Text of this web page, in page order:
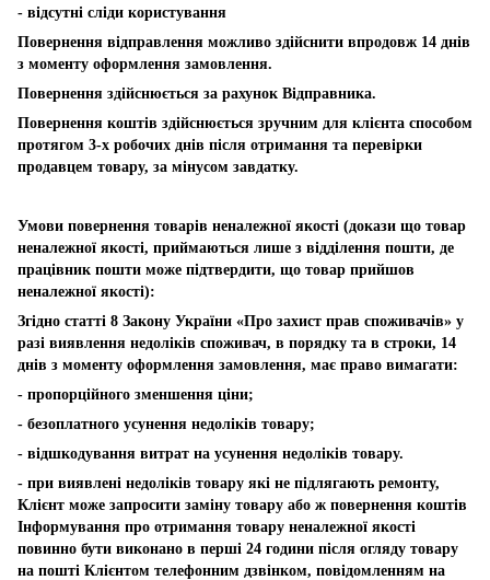
- відсутні сліди користування
Повернення відправлення можливо здійснити впродовж 14 днів
з моменту оформлення замовлення.
Повернення здійснюється за рахунок Відправника.
Повернення коштів здійснюється зручним для клієнта способом
протягом 3-х робочих днів після отримання та перевірки
продавцем товару, за мінусом завдатку.
Умови повернення товарів неналежної якості (докази що товар
неналежної якості, приймаються лише з відділення пошти, де
працівник пошти може підтвердити, що товар прийшов
неналежної якості):
Згідно статті 8 Закону України «Про захист прав споживачів» у
разі виявлення недоліків споживач, в порядку та в строки, 14
днів з моменту оформлення замовлення, має право вимагати:
- пропорційного зменшення ціни;
- безоплатного усунення недоліків товару;
- відшкодування витрат на усунення недоліків товару.
- при виявлені недоліків товару які не підлягають ремонту,
Клієнт може запросити заміну товару або ж повернення коштів
Інформування про отримання товару неналежної якості
повинно бути виконано в перші 24 години після огляду товару
на пошті Клієнтом телефонним дзвінком, повідомленням на